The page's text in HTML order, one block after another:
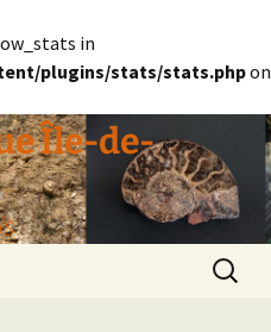
in
plugins/stats/stats.phpon
Île-de-